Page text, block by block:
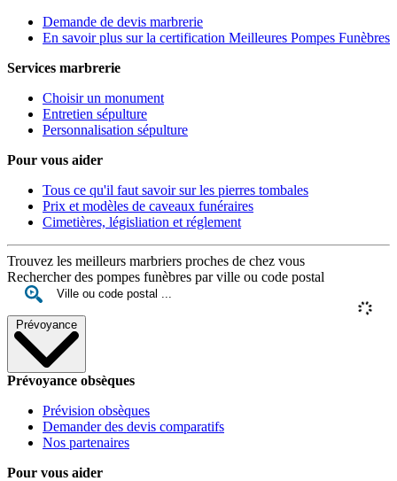
Demande de devis marbrerie
En savoir plus sur la certification Meilleures Pompes Funèbres
Services marbrerie
Choisir un monument
Entretien sépulture
Personnalisation sépulture
Pour vous aider
Tous ce qu'il faut savoir sur les pierres tombales
Prix et modèles de caveaux funéraires
Cimetières, législiation et réglement
Trouvez les meilleurs marbriers proches de chez vous
Rechercher des pompes funèbres par ville ou code postal
Prévoyance
Prévoyance obsèques
Prévision obsèques
Demander des devis comparatifs
Nos partenaires
Pour vous aider